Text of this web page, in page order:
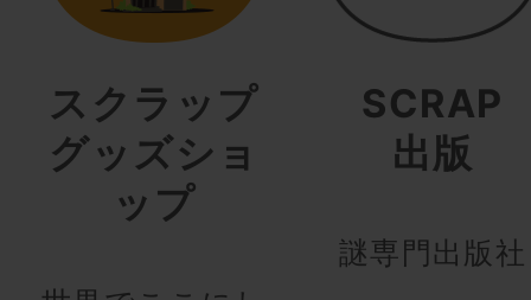
スクラップ
グッズショ
ップ
SCRAP
出版
謎専門出版社